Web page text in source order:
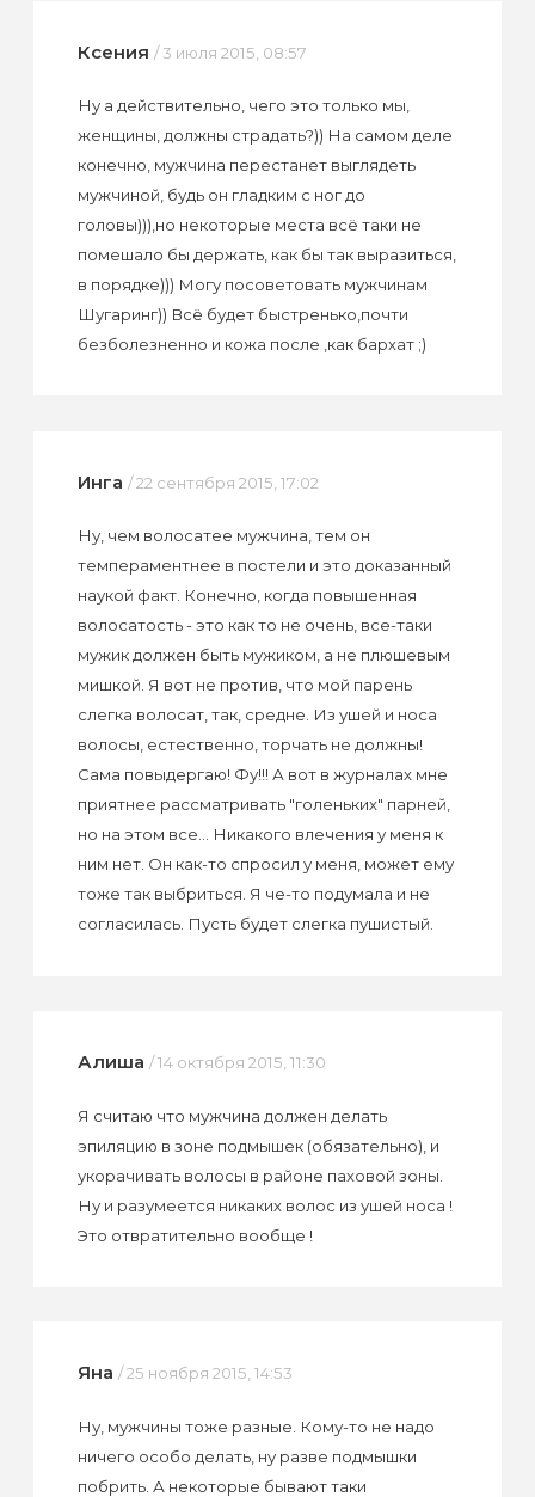
Ксения / 3 июля 2015, 08:57
Ну а действительно, чего это только мы,
женщины, должны страдать?)) На самом деле
конечно, мужчина перестанет выглядеть
мужчиной, будь он гладким с ног до
головы))),но некоторые места всё таки не
помешало бы держать, как бы так выразиться,
в порядке))) Могу посоветовать мужчинам
Шугаринг)) Всё будет быстренько,почти
безболезненно и кожа после ,как бархат ;)
Инга / 22 сентября 2015, 17:02
Ну, чем волосатее мужчина, тем он
темпераментнее в постели и это доказанный
наукой факт. Конечно, когда повышенная
волосатость - это как то не очень, все-таки
мужик должен быть мужиком, а не плюшевым
мишкой. Я вот не против, что мой парень
слегка волосат, так, средне. Из ушей и носа
волосы, естественно, торчать не должны!
Сама повыдергаю! Фу!!! А вот в журналах мне
приятнее рассматривать "голеньких" парней,
но на этом все... Никакого влечения у меня к
ним нет. Он как-то спросил у меня, может ему
тоже так выбриться. Я че-то подумала и не
согласилась. Пусть будет слегка пушистый.
Алиша / 14 октября 2015, 11:30
Я считаю что мужчина должен делать
эпиляцию в зоне подмышек (обязательно), и
укорачивать волосы в районе паховой зоны.
Ну и разумеется никаких волос из ушей носа !
Это отвратительно вообще !
Яна / 25 ноября 2015, 14:53
Ну, мужчины тоже разные. Кому-то не надо
ничего особо делать, ну разве подмышки
побрить. А некоторые бывают таки